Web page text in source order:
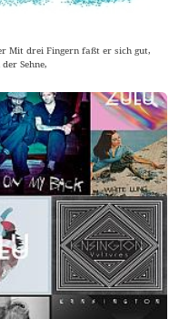
Mit drei Fingern faßt er sich gut,
Sehne,